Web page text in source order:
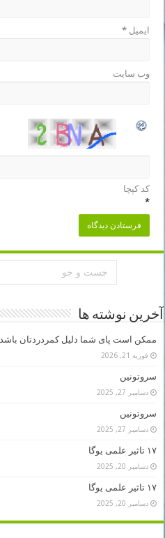
ایمیل*
وب‌ سایت
کد کپچا
*
آخرین نوشته ها
ممکن است پای شما دلیل کمردردتان باشد
فوریه 21, 2026
سروتونین
دسامبر 27, 2025
سروتونین
دسامبر 27, 2025
۱۷ تاثیر علمی یوگا
دسامبر 20, 2025
۱۷ تاثیر علمی یوگا
دسامبر 20, 2025